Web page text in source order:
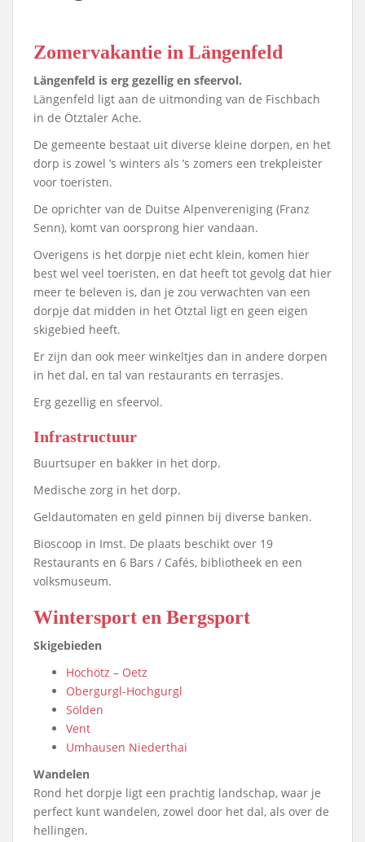
Zomervakantie in Längenfeld
Längenfeld is erg gezellig en sfeervol.
Längenfeld ligt aan de uitmonding van de Fischbach
in de Ötztaler Ache.
De gemeente bestaat uit diverse kleine dorpen, en het
dorp is zowel ’s winters als ’s zomers een trekpleister
voor toeristen.
De oprichter van de Duitse Alpenvereniging (Franz
Senn), komt van oorsprong hier vandaan.
Overigens is het dorpje niet echt klein, komen hier
best wel veel toeristen, en dat heeft tot gevolg dat hier
meer te beleven is, dan je zou verwachten van een
dorpje dat midden in het Ötztal ligt en geen eigen
skigebied heeft.
Er zijn dan ook meer winkeltjes dan in andere dorpen
in het dal, en tal van restaurants en terrasjes.
Erg gezellig en sfeervol.
Infrastructuur
Buurtsuper en bakker in het dorp.
Medische zorg in het dorp.
Geldautomaten en geld pinnen bij diverse banken.
Bioscoop in Imst. De plaats beschikt over 19
Restaurants en 6 Bars / Cafés, bibliotheek en een
volksmuseum.
Wintersport en Bergsport
Skigebieden
Hochötz – Oetz
Obergurgl-Hochgurgl
Sölden
Vent
Umhausen Niederthai
Wandelen
Rond het dorpje ligt een prachtig landschap, waar je
perfect kunt wandelen, zowel door het dal, als over de
hellingen.